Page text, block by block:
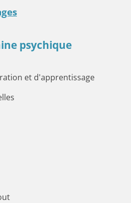
psychique
et d'apprentissage